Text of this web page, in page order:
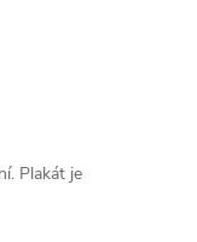
Plakát je